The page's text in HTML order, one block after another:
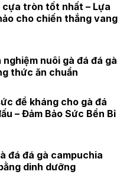
cựa tròn tốt nhất – Lựa
cho chiến thắng vang
nghiệm nuôi gà đá đá gà
thức ăn chuẩn
đề kháng cho gà đá
– Đảm Bảo Sức Bền Bỉ
đá đá gà campuchia
dinh dưỡng